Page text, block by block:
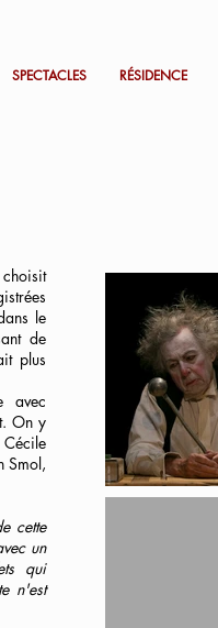
SPECTACLES RÉSIDENCE
le
de
plus
avec
On y
Smol,
cette
un
qui
n'est